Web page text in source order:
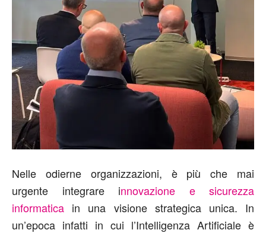
Nelle odierne organizzazioni, è più che mai
urgente integrare innovazione e sicurezza
informatica in una visione strategica unica. In
un’epoca infatti in cui l’Intelligenza Artificiale è